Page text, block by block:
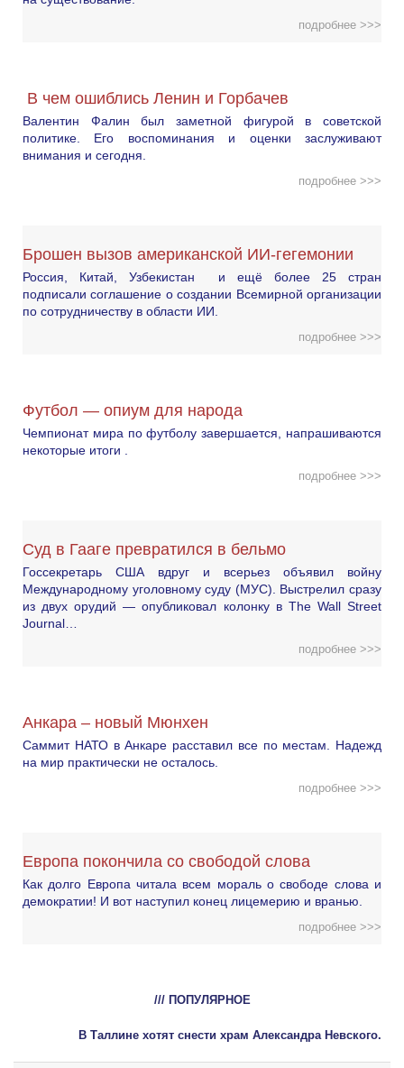
подробнее >>>
В чем ошиблись Ленин и Горбачев
Валентин Фалин был заметной фигурой в советской
политике. Его воспоминания и оценки заслуживают
внимания и сегодня.
подробнее >>>
Брошен вызов американской ИИ-гегемонии
Россия, Китай, Узбекистан и ещё более 25 стран
подписали соглашение о создании Всемирной организации
по сотрудничеству в области ИИ.
подробнее >>>
Футбол — опиум для народа
Чемпионат мира по футболу завершается, напрашиваются
некоторые итоги .
подробнее >>>
Суд в Гааге превратился в бельмо
Госсекретарь США вдруг и всерьез объявил войну
Международному уголовному суду (МУС). Выстрелил сразу
из двух орудий — опубликовал колонку в The Wall Street
Journal…
подробнее >>>
Анкара – новый Мюнхен
Саммит НАТО в Анкаре расставил все по местам. Надежд
на мир практически не осталось.
подробнее >>>
Европа покончила со свободой слова
Как долго Европа читала всем мораль о свободе слова и
демократии! И вот наступил конец лицемерию и вранью.
подробнее >>>
/// ПОПУЛЯРНОЕ
В Таллине хотят снести храм Александра Невского.